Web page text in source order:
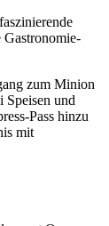
Gastronomie-
zum Minion
Speisen und
Pass hinzu
mit